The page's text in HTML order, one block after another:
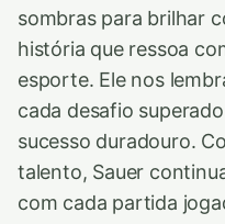
sombras para brilhar
história que ressoa
esporte. Ele nos
cada desafio
sucesso duradouro.
talento, Sauer
com cada partida